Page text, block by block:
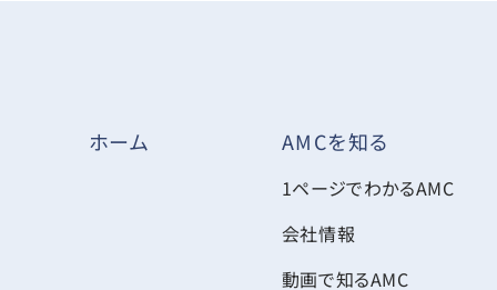
ホーム AMCを知る
1ページでわかるAMC
会社情報
動画で知るAMC